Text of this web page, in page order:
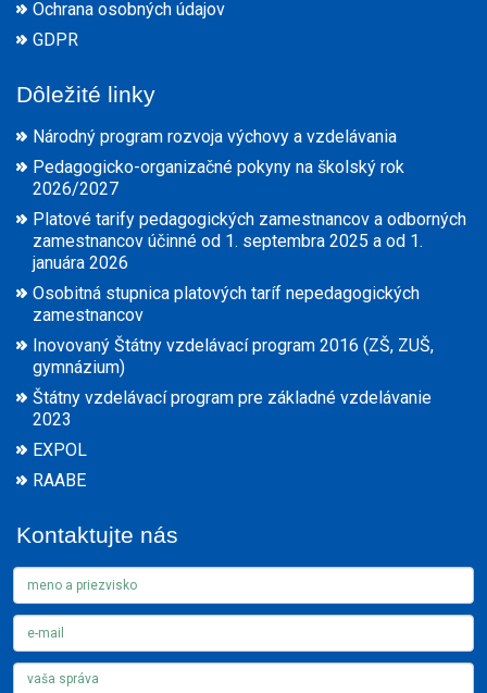
Ochrana osobných údajov
GDPR
Dôležité linky
Národný program rozvoja výchovy a vzdelávania
Pedagogicko-organizačné pokyny na školský rok
2026/2027
Platové tarify pedagogických zamestnancov a odborných
zamestnancov účinné od 1. septembra 2025 a od 1.
januára 2026
Osobitná stupnica platových taríf nepedagogických
zamestnancov
Inovovaný Štátny vzdelávací program 2016 (ZŠ, ZUŠ,
gymnázium)
Štátny vzdelávací program pre základné vzdelávanie
2023
EXPOL
RAABE
Kontaktujte nás